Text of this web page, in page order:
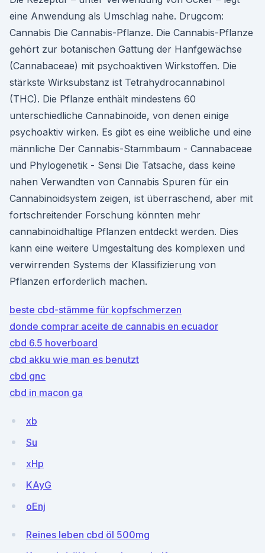
eine Anwendung als Umschlag nahe. Drugcom:
Cannabis Die Cannabis-Pflanze. Die Cannabis-Pflanze
gehört zur botanischen Gattung der Hanfgewächse
(Cannabaceae) mit psychoaktiven Wirkstoffen. Die
stärkste Wirksubstanz ist Tetrahydrocannabinol
(THC). Die Pflanze enthält mindestens 60
unterschiedliche Cannabinoide, von denen einige
psychoaktiv wirken. Es gibt es eine weibliche und eine
männliche Der Cannabis-Stammbaum - Cannabaceae
und Phylogenetik - Sensi Die Tatsache, dass keine
nahen Verwandten von Cannabis Spuren für ein
Cannabinoidsystem zeigen, ist überraschend, aber mit
fortschreitender Forschung könnten mehr
cannabinoidhaltige Pflanzen entdeckt werden. Dies
kann eine weitere Umgestaltung des komplexen und
verwirrenden Systems der Klassifizierung von
Pflanzen erforderlich machen.
beste cbd-stämme für kopfschmerzen
donde comprar aceite de cannabis en ecuador
cbd 6.5 hoverboard
cbd akku wie man es benutzt
cbd gnc
cbd in macon ga
xb
Su
xHp
KAyG
oEnj
Reines leben cbd öl 500mg